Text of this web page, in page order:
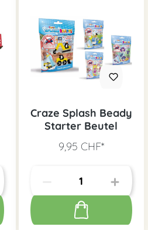
Craze Splash Beady
Starter Beutel
9,95 CHF*